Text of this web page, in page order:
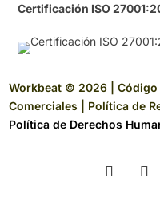
Certificación ISO
Workbeat © 2026 |Código
Comerciales
Política de
Política de Derechos